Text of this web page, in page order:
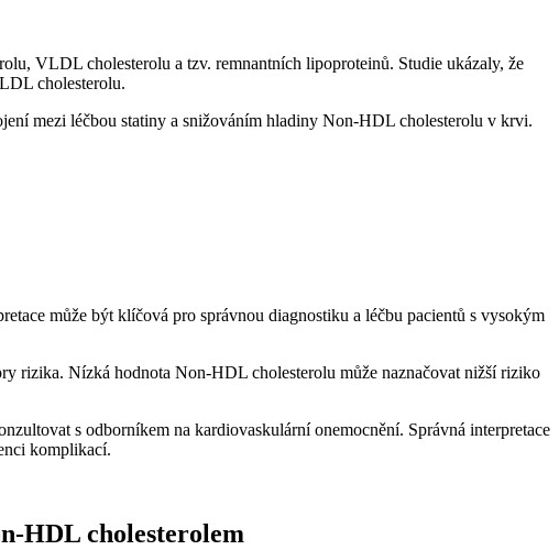
VLDL cholesterolu a tzv.‍ remnantních⁣ lipoproteinů.⁤ Studie ukázaly, že
cholesterolu.
mezi léčbou statiny a snižováním hladiny Non-HDL cholesterolu v krvi.
může⁤ být klíčová pro správnou diagnostiku a léčbu pacientů s vysokým
rizika. Nízká hodnota Non-HDL cholesterolu může naznačovat nižší riziko
s odborníkem na⁤ kardiovaskulární ‍onemocnění. Správná ⁣interpretace
komplikací.
HDL cholesterolem